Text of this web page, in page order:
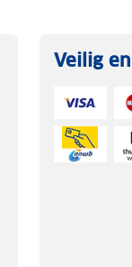
Veilig